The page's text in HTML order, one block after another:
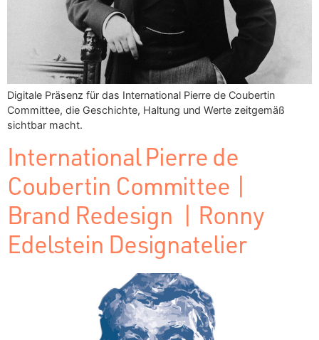
Digitale Präsenz für das International Pierre de Coubertin
Committee, die Geschichte, Haltung und Werte zeitgemäß
sichtbar macht.
International Pierre de
Coubertin Committee |
Brand Redesign | Ronny
Edelstein Designatelier